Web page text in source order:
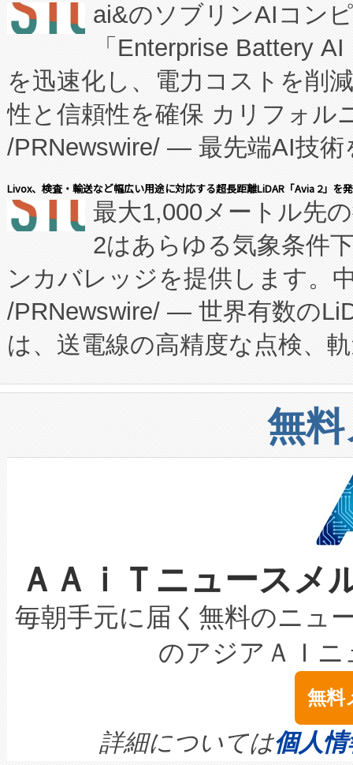
manufacturing™ (FCCM™) プ
たNeXは、バイオ医薬品製造
従来のフェッドバッチ施設の
に、患者やサプライチェーン
キー方式で拡張性が高く、持
す。FCCM‑を活用した現地生
患者にとっての費用負担を大
のアクセスを大幅に拡大する
Fully-Connected Continuous
プログラムには、施設設計・
に関する技術移転および知的
構造化トレーニングカリキュ
上げおよび商用化段階におけ
設備整備および立ち上げ調整
加組織は、Enzeneのバイオ
選定された製品について、自
取得できる可能性もあります
設には、3億～4億ドルかか
最高経営責任者（CEO）であ
す。「当社のfully-connected
ームを利用すれば、6,000万
きます。この効率性は、フェ
ai&のソブリンAIコン
「Enterprise Battery
を迅速化し、電力コストを削
性と信頼性を確保 カリフォル
/PRNewswire/ — 最先端AI技術
会社エーアイ・アンド：本社
President原信平）と、エンタ
ードするVoltaiqは、日本にあ
ーエネルギー貯蔵システム（
た。 Voltaiq独自のAI搭載プラ
定、統合、導入、運用に至る
安全性を追跡し、確保する事
増加しているデータセンター
る電力網に大きな負担をかけ
事業者の負担軽減という課題
系統連系を迅速にし、ピーク
限を超えて利用可能な電力容
持できるよう貢献します。こ
ービスレベル契約（SLA）違
テリー性能の劣化によるダウ
念は、現在データセンターが
ます。 Voltaiq provides a
quality and reliability for AI
Livox、検査・輸送など幅広い用途に対応する超長距離LiDAR「Avia 2」を
最大1,000メートル先
2はあらゆる気象条件
ンカバレッジを提供します。
/PRNewswire/ — 世界有数の
は、送電線の高精度な点検、
や穀物倉庫におけるバルク材
リューション「Avia 2」を発
したAvia 2は、1,000メート
狭視野のFOVを切り替えるこ
ケーブル、枝などの細かな対
なレーザースポットにより、
な環境下でも豊かなディテー
キロメートル範囲を検出
LiDAR for Inspections,
は1535 nmレーザーを搭載。
イズの小径化を実現すること
す。ノーマルモードでは、
無
ＡＡｉＴニュース
毎朝手元に届く無料のニュ
のアジアＡＩ
無料
詳細については個人